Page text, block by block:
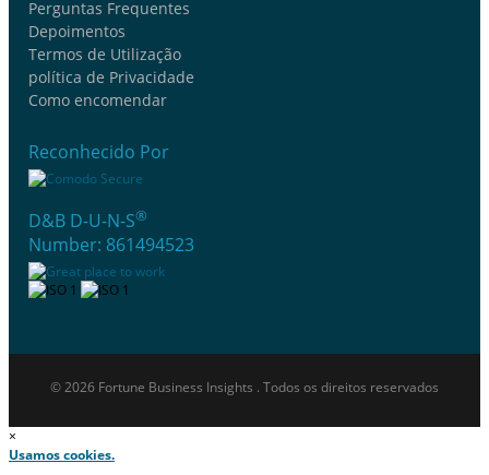
Perguntas Frequentes
Depoimentos
Termos de Utilização
política de Privacidade
Como encomendar
Reconhecido Por
D&B D-U-N-S®
Number: 861494523
© 2026 Fortune Business Insights . Todos os direitos reservados
×
Usamos cookies.